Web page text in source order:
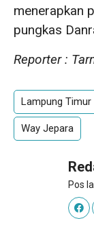
menerapkan
pungkas
Reporter :
Lampung Timur
Way Jepara
Pos